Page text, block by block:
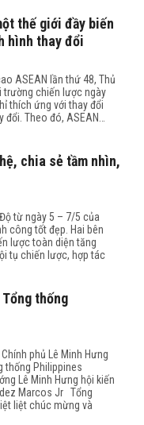
thế giới đầy biến
hình thay đổi
ASEAN lần thứ 48, Thủ
trường chiến lược ngày
thích ứng với thay đổi
Theo đó, ASEAN…
chia sẻ tầm nhìn,
từ ngày 5 – 7/5 của
công tốt đẹp. Hai bên
lược toàn diện tăng
tụ chiến lược, hợp tác
thống
phủ Lê Minh Hưng
thống Philippines
Lê Minh Hưng hội kiến
Marcos Jr Tổng
liệt chúc mừng và